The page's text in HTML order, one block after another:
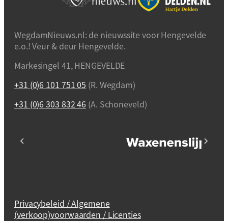
WegdamNieuws.nl: de nieuwssite voor Hengevelde
e.o.! Veur & deur Hengevelde.
Markesingel 41, HENGEVELDE
+31 (0)6 101 751 05 (R. Wegdam)
+31 (0)6 303 832 46 (A. Schoneveld)
Privacybeleid / Algemene
(verkoop)voorwaarden / Licenties